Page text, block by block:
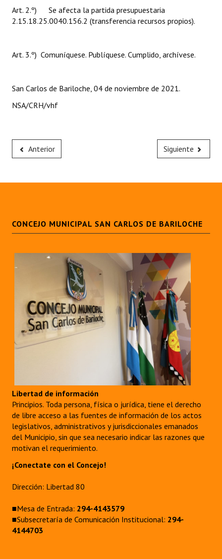
REFORMA DE LA CARTA ORGÁNICA
Art. 2.º) Se afecta la partida presupuestaria
2.15.18.25.0040.156.2 (transferencia recursos propios).
Art. 3.º) Comuníquese. Publíquese. Cumplido, archívese.
San Carlos de Bariloche, 04 de noviembre de 2021.
NSA/CRH/vhf
Anterior Siguiente
CONCEJO MUNICIPAL SAN CARLOS DE BARILOCHE
Libertad de información
Principios. Toda persona, física o jurídica, tiene el derecho
de libre acceso a las fuentes de información de los actos
legislativos, administrativos y jurisdiccionales emanados
del Municipio, sin que sea necesario indicar las razones que
motivan el requerimiento.
¡Conectate con el Concejo!
Dirección: Libertad 80
■Mesa de Entrada: 294-4143579
■Subsecretaría de Comunicación Institucional: 294-
4144703